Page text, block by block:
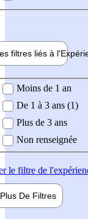
filtres liés à l'
demandée
Moins de 1 an
De 1 à 3 ans (1)
Plus de 3 ans
Non renseignée
le filtre de
Plus De Filtres